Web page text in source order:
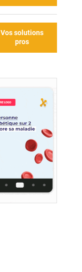
Vos solutions
pros